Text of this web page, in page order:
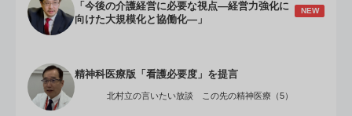
「今後の介護経営に必要な視点―経営力強化に
向けた大規模化と協働化―」
NEW
精神科医療版「看護必要度」を提言
北村立の言いたい放談 この先の精神医療（5）